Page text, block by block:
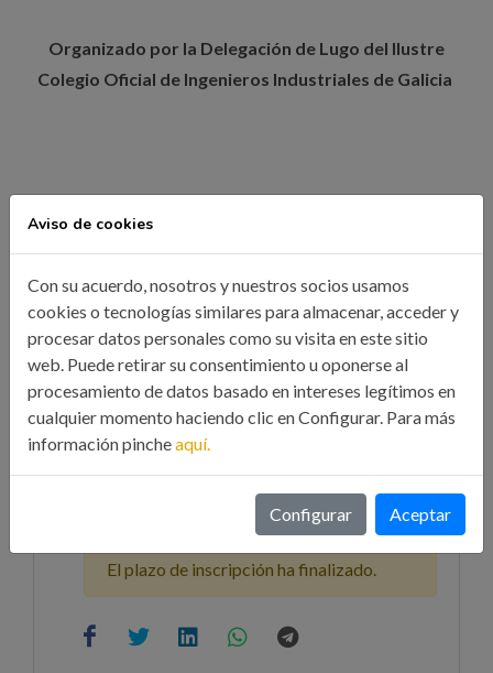
Organizado por la Delegación de Lugo del Ilustre
Colegio Oficial de Ingenieros Industriales de Galicia
Fecha: del viernes, 27 de marzo de 2026
Hora: 19:00h.
Presencial
Sede de la delegación de Lugo del Iluestre
Colegio Oficial de Ingenieros Industriales de
Pza. de Santo Domingo, 6-7-8 3º Izq. -
27001 Lugo - LUGO, 27001, Lugo
El plazo de inscripción ha finalizado.
Aviso de cookies
Con su acuerdo, nosotros y nuestros socios usamos
cookies o tecnologías similares para almacenar, acceder y
procesar datos personales como su visita en este sitio
web. Puede retirar su consentimiento u oponerse al
procesamiento de datos basado en intereses legítimos en
cualquier momento haciendo clic en Configurar. Para más
información pincheaquí.
Configurar Aceptar